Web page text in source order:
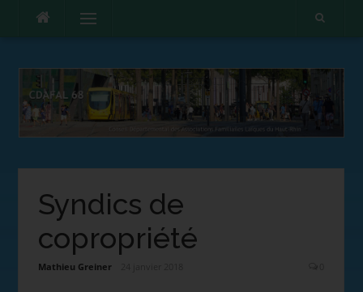
Menu
Syndics de
copropriété
Mathieu Greiner